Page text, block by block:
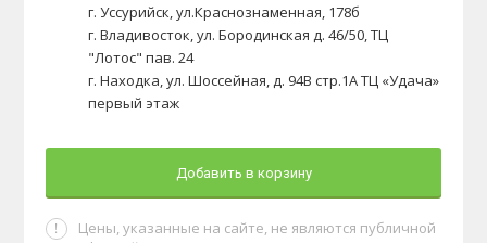
г. Уссурийск, ул.Краснознаменная, 178б
г. Владивосток, ул. Бородинская д. 46/50, ТЦ
"Лотос" пав. 24
г. Находка, ул. Шоссейная, д. 94В стр.1А ТЦ «Удача»
первый этаж
Добавить в корзину
Цены, указанные на сайте, не являются публичной